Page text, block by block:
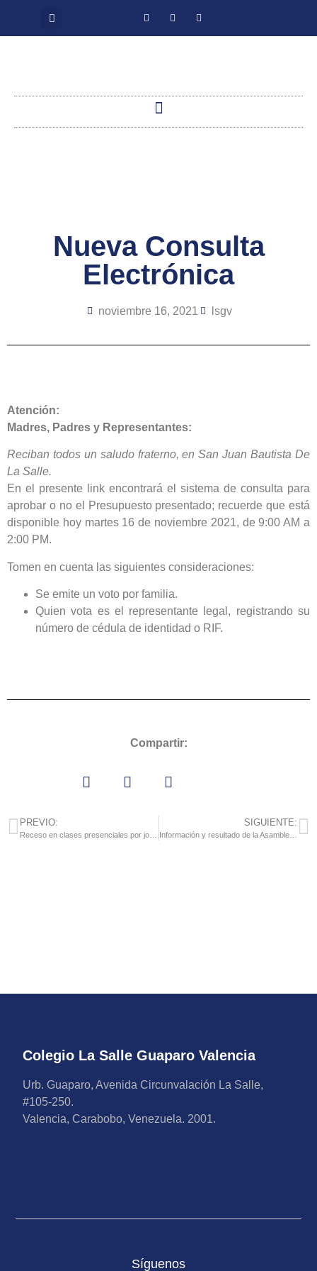
Nueva Consulta
Electrónica
noviembre 16, 2021 lsgv
Atención:
Madres, Padres y Representantes:
Reciban todos un saludo fraterno, en San Juan Bautista De
La Salle.
En el presente link encontrará el sistema de consulta para
aprobar o no el Presupuesto presentado; recuerde que está
disponible hoy martes 16 de noviembre 2021, de 9:00 AM a
2:00 PM.
Tomen en cuenta las siguientes consideraciones:
Se emite un voto por familia.
Quien vota es el representante legal, registrando su
número de cédula de identidad o RIF.
Compartir:
PREVIO: SIGUIENTE:
Información y resultado de la Asamblea Escolar
Colegio La Salle Guaparo Valencia
Urb. Guaparo, Avenida Circunvalación La Salle,
#105-250.
Valencia, Carabobo, Venezuela. 2001.
Síguenos